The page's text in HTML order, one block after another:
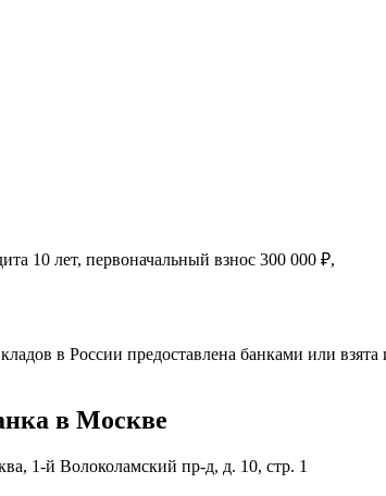
10 лет, первоначальный взнос 300 000 ₽,
в России предоставлена банками или
в Москве
1-й Волоколамский пр-д, д. 10, стр. 1